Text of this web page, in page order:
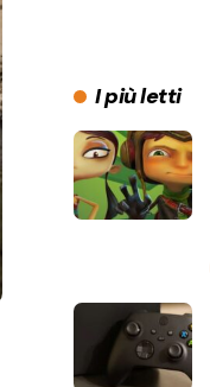
I più letti